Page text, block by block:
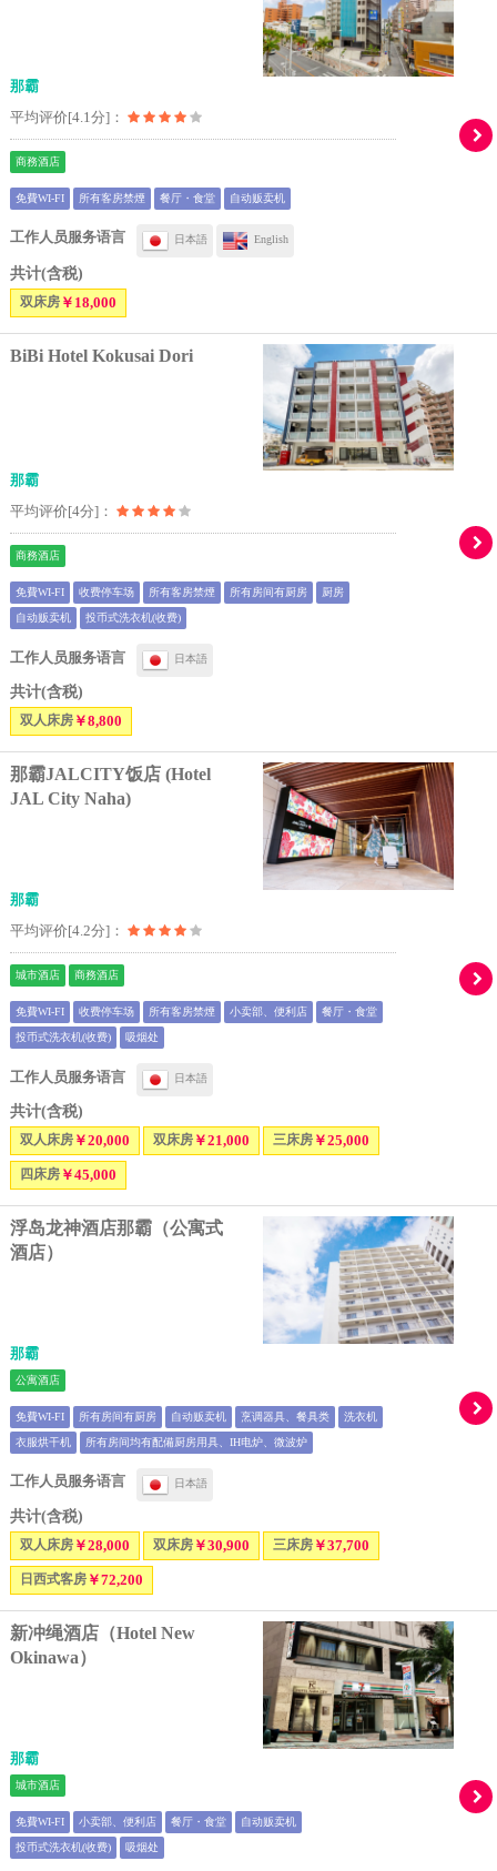
那霸
平均评价[4.1分]：
商務酒店
免費WI-FI 所有客房禁煙 餐厅・食堂 自动贩卖机
工作人员服务语言 日本語 English
共计(含税)
双床房￥18,000
BiBi Hotel Kokusai Dori
那霸
平均评价[4分]：
商務酒店
免費WI-FI 收费停车场 所有客房禁煙 所有房间有厨房 厨房
自动贩卖机 投币式洗衣机(收费)
工作人员服务语言 日本語
共计(含税)
双人床房￥8,800
那霸JALCITY饭店 (Hotel
JAL City Naha)
那霸
平均评价[4.2分]：
城市酒店 商務酒店
免費WI-FI 收费停车场 所有客房禁煙 小卖部、便利店 餐厅・食堂
投币式洗衣机(收费) 吸烟处
工作人员服务语言 日本語
共计(含税)
双人床房￥20,000 双床房￥21,000 三床房￥25,000
四床房￥45,000
浮岛龙神酒店那霸（公寓式
酒店）
那霸
公寓酒店
免費WI-FI 所有房间有厨房 自动贩卖机 烹调器具、餐具类 洗衣机
衣服烘干机 所有房间均有配備厨房用具、IH电炉、微波炉
工作人员服务语言 日本語
共计(含税)
双人床房￥28,000 双床房￥30,900 三床房￥37,700
日西式客房￥72,200
新冲绳酒店（Hotel New
Okinawa）
那霸
城市酒店
免費WI-FI 小卖部、便利店 餐厅・食堂 自动贩卖机
投币式洗衣机(收费) 吸烟处